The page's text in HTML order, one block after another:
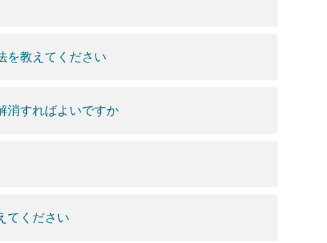
を教えてください
消すればよいですか
てください